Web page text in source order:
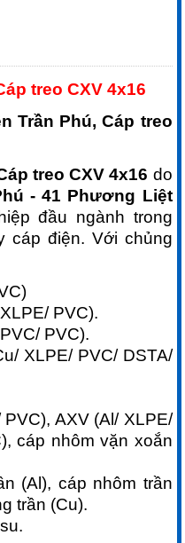
treo CXV 4x16
Trần Phú, Cáp treo
treo CXV 4x16 do
- 41 Phương Liệt
đầu ngành trong
cáp điện. Với chủng
PVC).
PVC).
XLPE/ PVC/ DSTA/
AXV (Al/ XLPE/
cáp nhôm vặn xoắn
(Al), cáp nhôm trần
trần (Cu).